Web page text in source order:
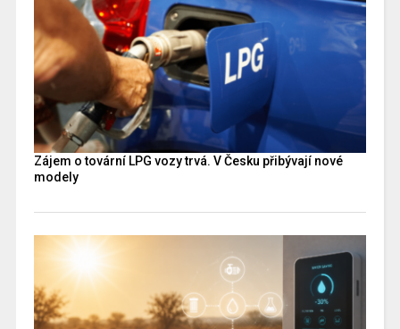
Zájem o tovární LPG vozy trvá. V Česku přibývají nové
modely